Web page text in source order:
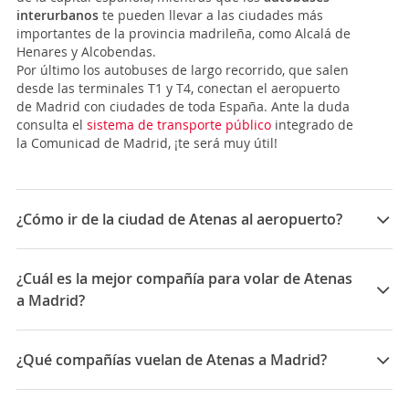
interurbanos te pueden llevar a las ciudades más
importantes de la provincia madrileña, como Alcalá de
Henares y Alcobendas.
Por último los autobuses de largo recorrido, que salen
desde las terminales T1 y T4, conectan el aeropuerto
de Madrid con ciudades de toda España. Ante la duda
consulta el sistema de transporte público integrado de
la Comunicad de Madrid, ¡te será muy útil!
¿Cómo ir de la ciudad de Atenas al aeropuerto?
ElAeropuerto Internacional de Atenas - Eleftherios
Venizelos está entre los pueblos de Markopoulo,
Koropi, Spata y Loutsa, a unos 20 Km al Este del centro
de Atenas. Empezó a funcionar en marzo de 2001 y
desde la terminal principal. Aquí te dejamos las
¿Cuál es la mejor compañía para volar de Atenas
a Madrid?
Las mejores compañías para viajar entre Atenas y
Madrid son: Aegean Airlines, Iberia
¿Qué compañías vuelan de Atenas a Madrid?
Las compañías que vuelan de Atenas a Madrid son: